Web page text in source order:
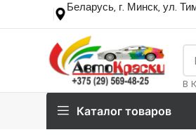
Беларусь, г. Минск, ул.
В
Каталог товаров